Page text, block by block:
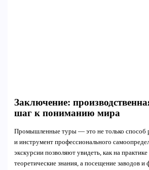
Заключение:
шаг к пониманию мира
Промышленные туры — это не только способ
и инструмент профессионального
экскурсии позволяют увидеть, как на
теоретические знания, а посещение заводов и